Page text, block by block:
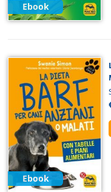
Ebook
Ebook